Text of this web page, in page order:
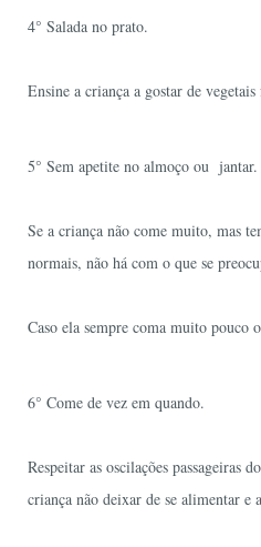
4° Salada no prato.
Ensine a criança a gostar de
5° Sem apetite no almoço ou jantar.
Se a criança não come muito, mas
normais, não há com o que se
Caso ela sempre coma muito pouco
6° Come de vez em quando.
Respeitar as oscilações passageiras
criança não deixar de se alimentar e